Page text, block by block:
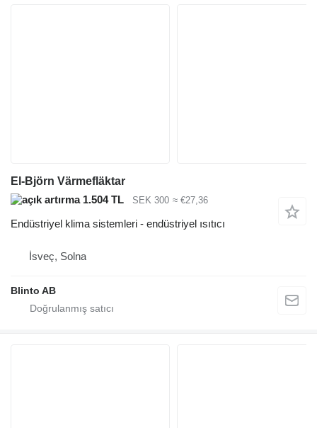
El-Björn Värmefläktar
1.504 TL
SEK 300 ≈ €27,36
Endüstriyel klima sistemleri - endüstriyel ısıtıcı
İsveç, Solna
Blinto AB